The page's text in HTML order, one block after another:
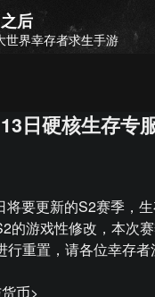
后
世界幸存者求生手游
日硬核生存专
将要更新的S2赛季，
的游戏性修改，本次
行重置，请各位幸存
币>